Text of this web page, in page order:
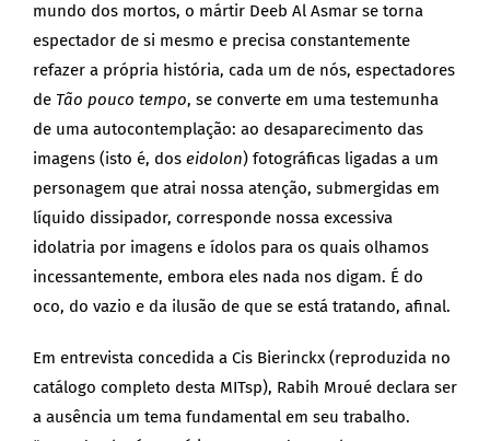
mundo dos mortos, o mártir Deeb Al Asmar se torna
espectador de si mesmo e precisa constantemente
refazer a própria história, cada um de nós, espectadores
de Tão pouco tempo, se converte em uma testemunha
de uma autocontemplação: ao desaparecimento das
imagens (isto é, dos eidolon) fotográficas ligadas a um
personagem que atrai nossa atenção, submergidas em
líquido dissipador, corresponde nossa excessiva
idolatria por imagens e ídolos para os quais olhamos
incessantemente, embora eles nada nos digam. É do
oco, do vazio e da ilusão de que se está tratando, afinal.
Em entrevista concedida a Cis Bierinckx (reproduzida no
catálogo completo desta MITsp), Rabih Mroué declara ser
a ausência um tema fundamental em seu trabalho.